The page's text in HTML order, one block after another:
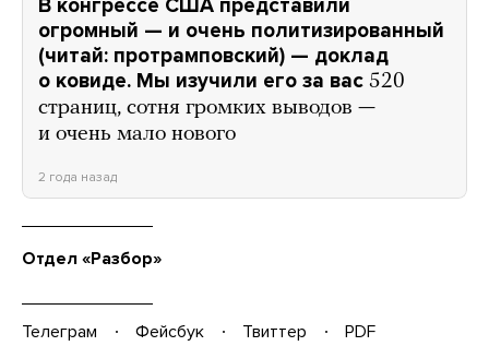
В конгрессе США представили
огромный — и очень политизированный
(читай: протрамповский) — доклад
о ковиде. Мы изучили его за вас 520
страниц, сотня громких выводов —
и очень мало нового
2 года назад
Отдел «Разбор»
Телеграм Фейсбук Твиттер
PDF